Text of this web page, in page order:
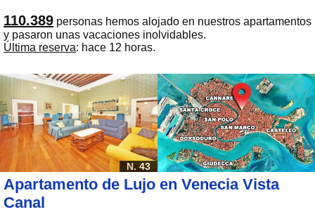
110.389 personas hemos alojado en nuestros apartamentos
y pasaron unas vacaciones inolvidables.
Última reserva: hace 12 horas.
N. 43
Apartamento de Lujo en Venecia Vista
Canal